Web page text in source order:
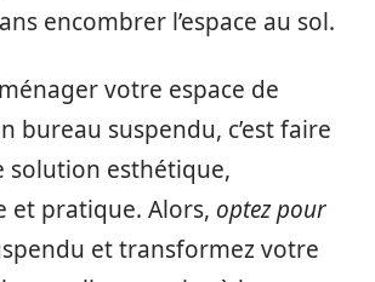
encombrer l’espace au sol.
votre espace de
bureau suspendu, c’est faire
solution esthétique,
et pratique. Alors, optez pour
et transformez votre